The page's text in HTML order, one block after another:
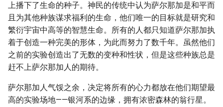
上播下了生命的种子。神民的传统中认为萨尔那加是和平而
且为其他种族谋求福利的生命，他们唯一的目标就是研究和
繁衍宇宙中高等的智慧生命。所有的人都只知道萨尔那加执
着于创造一种完美的形体，为此而努力了数千年。虽然他们
之前的实验创造出了无数的变种和性状，但是这些种族总是
赶不上萨尔那加人的期待。
萨尔那加人气馁之余，决定将所有的心力都放在他们期望最
高的实验场地——银河系的边缘，拥有浓密森林的翁行星。